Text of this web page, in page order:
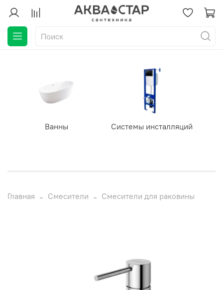
Ванны Системы инсталляций
Главная Смесители Смесители для раковины